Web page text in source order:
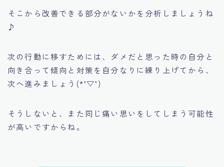
そこから改善できる部分がないかを分析しましょうね
♪
次の行動に移すためには、ダメだと思った時の自分と
向き合って傾向と対策を自分なりに練り上げてから、
次へ進みましょう(*’▽’)
そうしないと、また同じ痛い思いをしてしまう可能性
が高いですからね。